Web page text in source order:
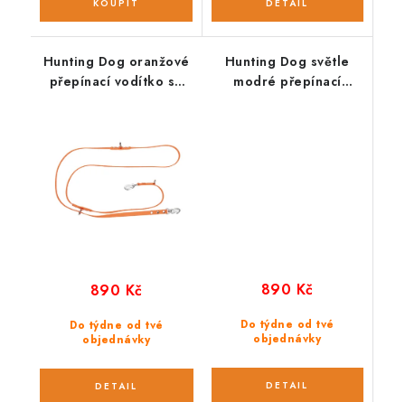
Hunting Dog oranžové
přepínací vodítko se
Do týdne od tvé
objednávky
890 Kč
Hunting Dog světle
modré přepínací
Do týdne od tvé
objednávky
890 Kč